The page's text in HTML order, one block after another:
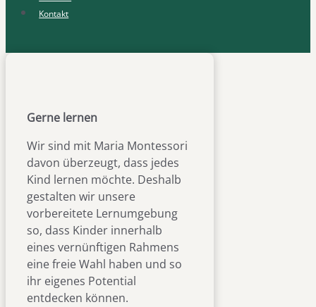
Kontakt
Gerne lernen
Wir sind mit Maria Montessori
davon überzeugt, dass jedes
Kind lernen möchte. Deshalb
gestalten wir unsere
vorbereitete Lernumgebung
so, dass Kinder innerhalb
eines vernünftigen Rahmens
eine freie Wahl haben und so
ihr eigenes Potential
entdecken können.